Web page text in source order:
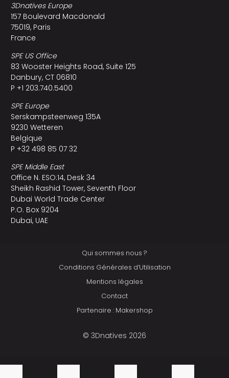
3Dnatives Europe
157 Boulevard Macdonald
75019, Paris
France
SPE US Office
83 Wooster Heights Road, Suite 125
Danbury, CT 06810
P +1 203.740.5400
SPE Europe
Serskampsteenweg 135A
9230 Wetteren
Belgique
P +32 498 85 07 32
SPE Middle East
Office N. ESO:14, Desk 34
Sheikh Rashid Tower, Seventh Floor
Dubai World Trade Center
P.O. Box 9204
Dubai, UAE
Qui sommes nous ?
Conditions Générales d’Utilisation
Mentions légales
Contact
Partenaire : Makershop
© 3Dnatives 2026